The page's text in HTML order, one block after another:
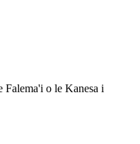
Falema'i o le Kanesa i